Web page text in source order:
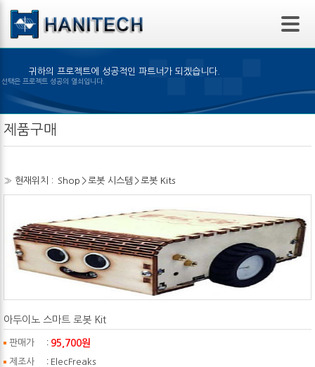
본문 바로가기
귀하의 프로젝트에 성공적인 파트너가 되겠습니다.
은 제품의 선택은 프로젝트 성공의 열쇠입니다.
제품구매
» 현재위치 : Shop >로봇 시스템 >로봇 Kits
아두이노 스마트 로봇 Kit
판매가 : 95,700원
제조사 : ElecFreaks